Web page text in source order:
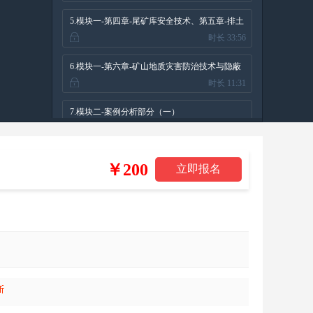
5.模块一-第四章-尾矿库安全技术、第五章-排土
场（废石场）安全技术
时长 33:56
6.模块一-第六章-矿山地质灾害防治技术与隐蔽
致灾因素普查
时长 11:31
7.模块二-案例分析部分（一）
8.模块二-案例分析部分（二）
时长 15:21
￥200